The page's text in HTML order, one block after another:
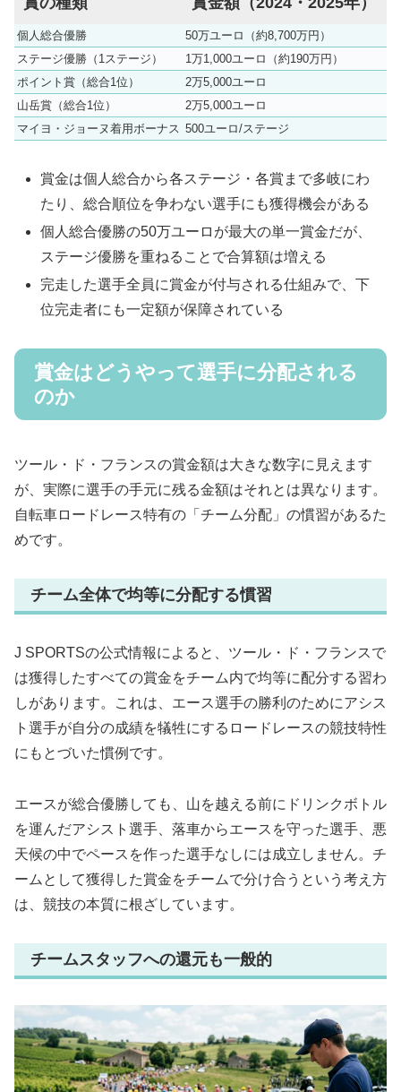
個人総合優勝
50万ユーロ（約8,700万円）
ステージ優勝（1ステージ）
1万1,000ユーロ（約190万円）
ポイント賞（総合1位）
2万5,000ユーロ
山岳賞（総合1位）
2万5,000ユーロ
マイヨ・ジョーヌ着用ボーナス 500ユーロ/ステージ
賞金は個人総合から各ステージ・各賞まで多岐にわ
たり、総合順位を争わない選手にも獲得機会がある
個人総合優勝の50万ユーロが最大の単一賞金だが、
ステージ優勝を重ねることで合算額は増える
完走した選手全員に賞金が付与される仕組みで、下
位完走者にも一定額が保障されている
賞金はどうやって選手に分配される
のか
ツール・ド・フランスの賞金額は大きな数字に見えます
が、実際に選手の手元に残る金額はそれとは異なります。
自転車ロードレース特有の「チーム分配」の慣習があるた
めです。
チーム全体で均等に分配する慣習
J SPORTSの公式情報によると、ツール・ド・フランスで
は獲得したすべての賞金をチーム内で均等に配分する習わ
しがあります。これは、エース選手の勝利のためにアシス
ト選手が自分の成績を犠牲にするロードレースの競技特性
にもとづいた慣例です。
エースが総合優勝しても、山を越える前にドリンクボトル
を運んだアシスト選手、落車からエースを守った選手、悪
天候の中でペースを作った選手なしには成立しません。チ
ームとして獲得した賞金をチームで分け合うという考え方
は、競技の本質に根ざしています。
チームスタッフへの還元も一般的